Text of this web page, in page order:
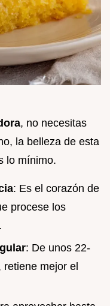
, no necesitas
la belleza de esta
lo mínimo.
: Es el corazón de
procese los
: De unos 22-
retiene mejor el